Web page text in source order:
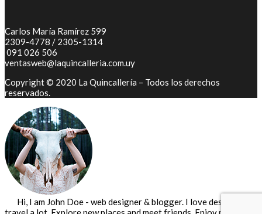
Carlos María Ramírez 599
2309-4778 / 2305-1314
091 026 506
ventasweb@laquincalleria.com.uy
Copyright © 2020 La Quincallería – Todos los derechos
reservados.
Hi, I am John Doe - web designer & blogger. I love design and